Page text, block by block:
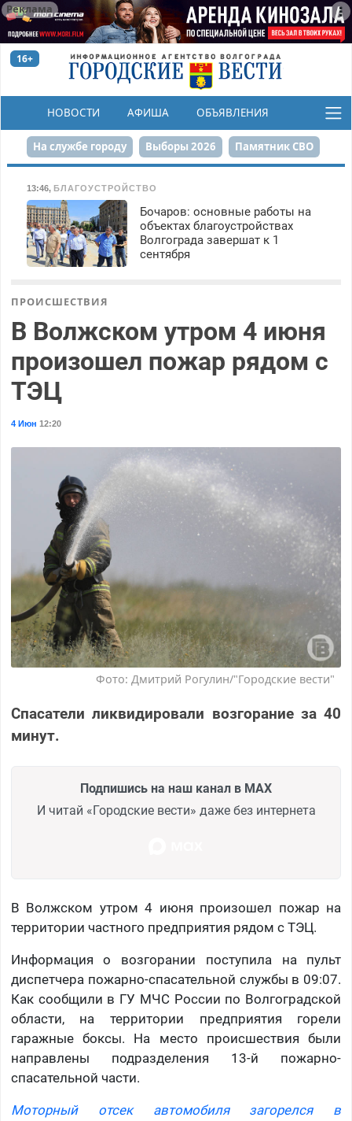
Реклама
16+
НОВОСТИ АФИША ОБЪЯВЛЕНИЯ
КОНКУРСЫ
На службе городу Выборы 2026 Памятник СВО
Сталинград в сердце
Набережная День Победы Реконструкция ЦПКиО
80-летие Победы Парк Героев-летчиков
13:46, БЛАГОУСТРОЙСТВО
Бочаров: основные работы на
объектах благоустройствах
Волгограда завершат к 1
сентября
ПРОИСШЕСТВИЯ
В Волжском утром 4 июня
произошел пожар рядом с
ТЭЦ
4 Июн 12:20
Фото: Дмитрий Рогулин/"Городские вести"
Спасатели ликвидировали возгорание за 40
минут.
Подпишись на наш канал в MAX
И читай «Городские вести» даже без интернета
В Волжском утром 4 июня произошел пожар на
территории частного предприятия рядом с ТЭЦ.
Информация о возгорании поступила на пульт
диспетчера пожарно-спасательной службы в 09:07.
Как сообщили в ГУ МЧС России по Волгоградской
области, на территории предприятия горели
гаражные боксы. На место происшествия были
направлены подразделения 13-й пожарно-
спасательной части.
Моторный отсек автомобиля загорелся в